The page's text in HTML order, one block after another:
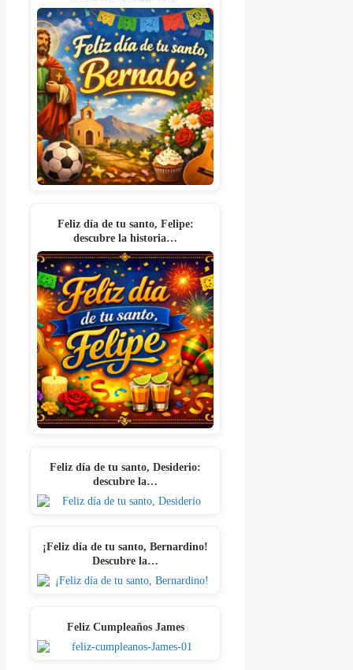
Feliz día de tu santo, Felipe:
descubre la historia…
Feliz día de tu santo, Desiderio:
descubre la…
¡Feliz día de tu santo, Bernardino!
Descubre la…
Feliz Cumpleaños James